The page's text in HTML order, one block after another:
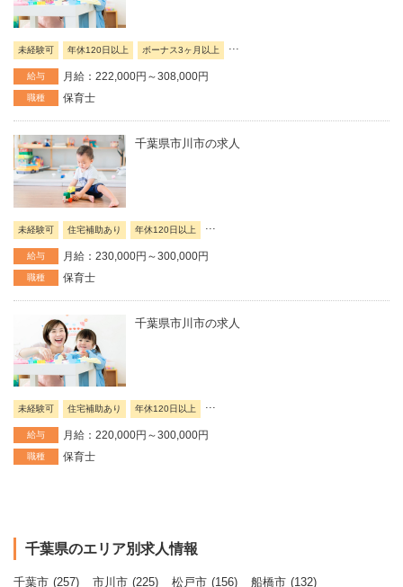
未経験可 年休120日以上 ボーナス3ヶ月以上 ...
給与 月給：222,000円～308,000円
職種 保育士
千葉県市川市の求人
未経験可 住宅補助あり 年休120日以上
給与 月給：230,000円～300,000円
職種 保育士
千葉県市川市の求人
未経験可 住宅補助あり 年休120日以上
給与 月給：220,000円～300,000円
職種 保育士
千葉県のエリア別求人情報
千葉市 (257) 市川市 (225) 松戸市 (156) 船橋市 (132)